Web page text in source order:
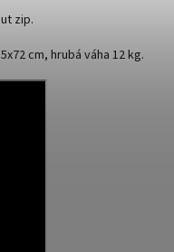
zip.
cm, hrubá váha 12 kg.